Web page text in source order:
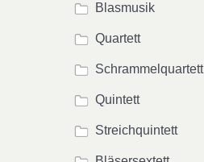
Blasmusik
Quartett
Schrammelquartett
Quintett
Streichquintett